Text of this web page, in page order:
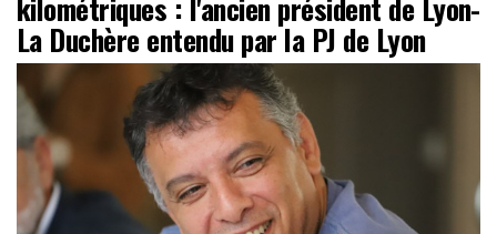
La Duchère entendu par la PJ de Lyon